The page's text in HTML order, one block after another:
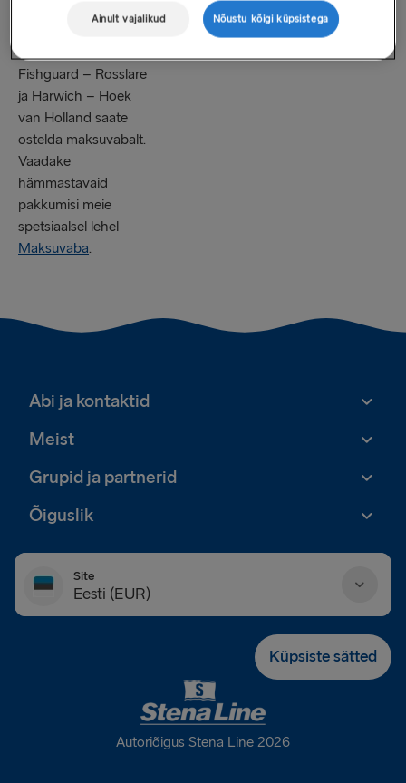
Holyhead – Dublin,
Fishguard – Rosslare
ja Harwich – Hoek
van Holland saate
ostelda maksuvabalt.
Vaadake
hämmastavaid
pakkumisi meie
spetsiaalsel lehel
Maksuvaba.
Abi ja kontaktid
Meist
Grupid ja partnerid
Õiguslik
Site
Eesti (EUR)
Küpsiste sätted
Autoriõigus Stena Line 2026
Ainult vajalikud Nõustu kõigi küpsistega